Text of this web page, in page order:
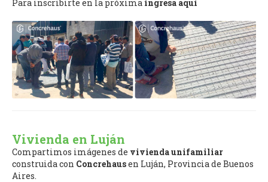
Para inscribirte en la próxima ingresa aquí
Vivienda en Luján
Compartimos imágenes de vivienda unifamiliar
construida con Concrehausen Luján, Provincia de Buenos
Aires.